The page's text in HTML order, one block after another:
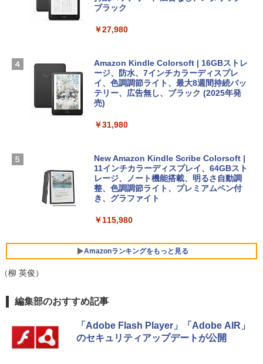
TB SSDストレージ、12MPセンターフレ
D - シルバー
【Amazon.co.jp限定】 HP ノートパソコ
ン 15-fd 15.6インチ 16GBメモリ 512GB
SSD インテル Core 5
￥129,800
FMV ノートパソコン WE1-K3 (MS 365 P
ersonal/Copilotキー搭載/Win 11/15.6型/
Core i5/16GB/SSD 512GB/ホワイト) FM
VWK3E15W_AZ
Robloxギフトカード - 2,000 Robux 【限
ラインコード版
￥3,200
ト): Java & Bedrock Edition | オンライ
￥3,600
1冊ですべて身につくHTML & CSSとWe
￥1,292
FM TOWNS ハイパー・カタログ: 本体ハ
ェクトリストと最新エミュレータ紹介
ブラック
￥27,980
Amazon Kindle Colorsoft | 16GBストレ
ージ、防水、7インチカラーディスプレ
イ、色調調節ライト、最大8週間持続バッ
テリー、広告無し、ブラック (2025年発
売)
￥31,980
New Amazon Kindle Scribe Colorsoft |
11インチカラーディスプレイ、64GBスト
レージ、ノート機能搭載、明るさ自動調
整、色調調節ライト、プレミアムペン付
き、グラファイト
￥115,980
Amazonランキングをもっと見る
（柳 英俊）
編集部のおすすめ記事
「Adobe Flash Player」「Adobe AIR」
のセキュリティアップデートが公開